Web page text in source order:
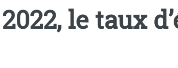
le taux